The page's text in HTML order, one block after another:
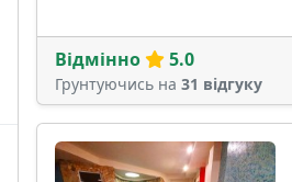
Відмінно 5.0
Грунтуючись на 31 відгуку